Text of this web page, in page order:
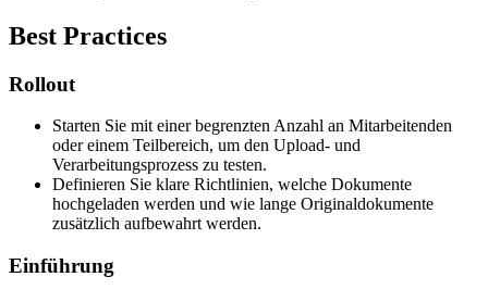
Best Practices
Rollout
Starten Sie mit einer begrenzten Anzahl an Mitarbeitenden
oder einem Teilbereich, um den Upload- und
Verarbeitungsprozess zu testen.
Definieren Sie klare Richtlinien, welche Dokumente
hochgeladen werden und wie lange Originaldokumente
zusätzlich aufbewahrt werden.
Einführung